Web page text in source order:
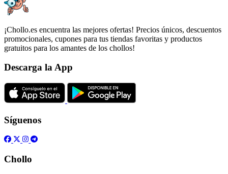
¡Chollo.es encuentra las mejores ofertas! Precios únicos, descuentos
promocionales, cupones para tus tiendas favoritas y productos
gratuitos para los amantes de los chollos!
Descarga la App
Síguenos
Chollo